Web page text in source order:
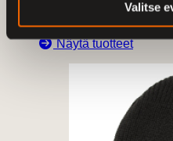
Valitse
Näytä tuotteet